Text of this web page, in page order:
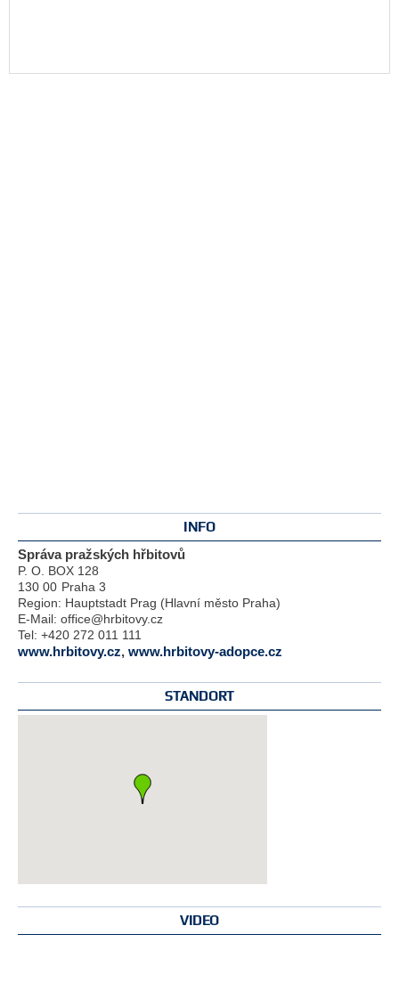
INFO
Správa pražských hřbitovů
P. O. BOX 128
130 00 Praha 3
Region: Hauptstadt Prag (Hlavní město Praha)
E-Mail: office@hrbitovy.cz
Tel: +420 272 011 111
www.hrbitovy.cz, www.hrbitovy-adopce.cz
STANDORT
VIDEO